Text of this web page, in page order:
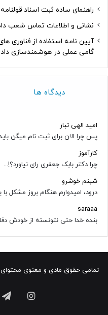
راهنمای ساده ثبت اسناد
نشانی و اطلاعات تماس شعب
آیین نامه استفاده از فناوری
گامی عملی در هوشمندسازی
دیدگاه ها
امید الهی تبار
پس چرا الان برای ثبت نام میگن
کارآموز
چرا دکتر بابک جعفری رای نیاورد؟!...
شبنم خوشرو
درود، امیدوارم هنگام بروز مشکل
saraaa
بنده خدا حتی نتونسته از خودش
تمامی حقوق مادی و معنوی